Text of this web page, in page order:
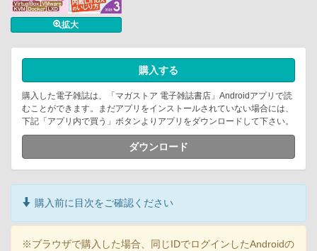
拡大
購入する
購入した電子雑誌は、「マガストア 電子雑誌書店」Androidアプリで読
むことができます。まだアプリをインストールされていない場合には、
下記「アプリ内で買う」ボタンよりアプリをダウンロードして下さい。
ダウンロード
購入前に目次をご確認ください
※ブラウザで購入した場合、同じIDでログインしたAndroidの